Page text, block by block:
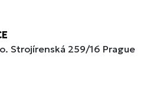
Strojírenská 259/16 Prague